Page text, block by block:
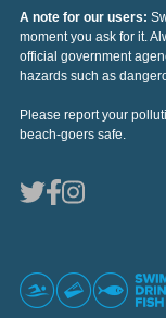
A note for our users:
moment you ask for it.
official government
hazards such as
Please report your
beach-goers safe.